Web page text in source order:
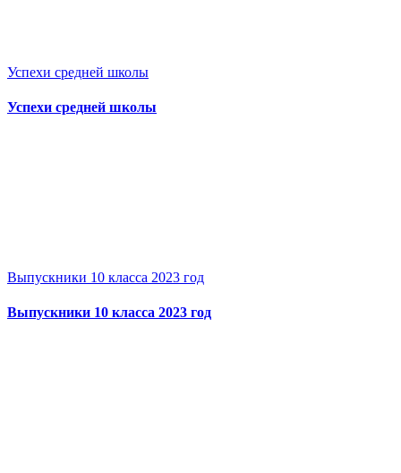
Успехи средней школы
Успехи средней школы
Выпускники 10 класса 2023 год
Выпускники 10 класса 2023 год